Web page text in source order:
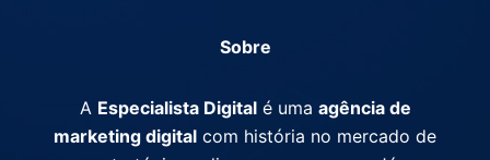
Sobre
A Especialista Digitalé uma agência de
marketing digital com história no mercado de